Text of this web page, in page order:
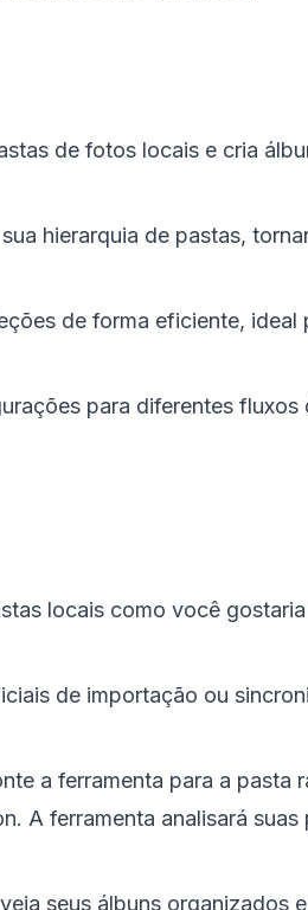
de fotos locais e cria
hierarquia de pastas,
de forma eficiente, ideal
para diferentes fluxos
locais como você
de importação ou
a ferramenta para a pasta
A ferramenta analisará suas
seus álbuns organizados